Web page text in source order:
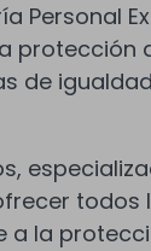
protección
de
todos
a la